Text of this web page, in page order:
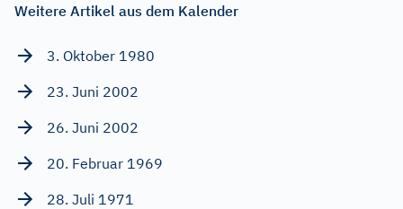
Weitere Artikel aus dem Kalender
3. Oktober 1980
23. Juni 2002
26. Juni 2002
20. Februar 1969
28. Juli 1971